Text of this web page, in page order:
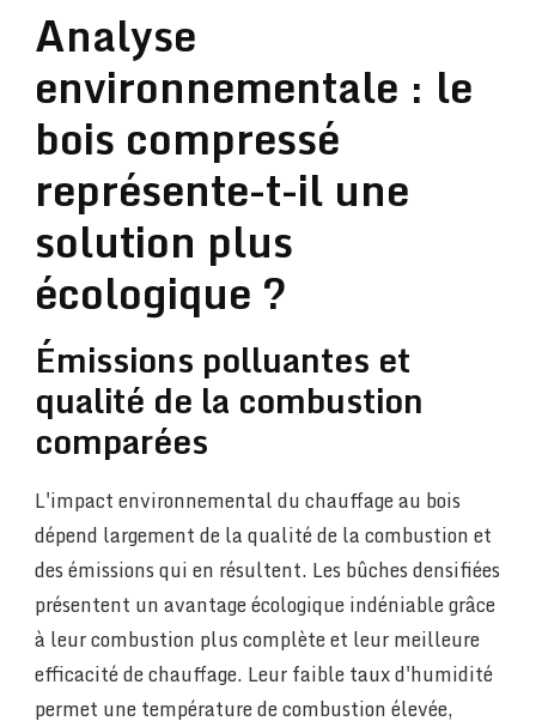
Analyse
environnementale : le
bois compressé
représente-t-il une
solution plus
écologique ?
Émissions polluantes et
qualité de la combustion
comparées
L'impact environnemental du chauffage au bois
dépend largement de la qualité de la combustion et
des émissions qui en résultent. Les bûches densifiées
présentent un avantage écologique indéniable grâce
à leur combustion plus complète et leur meilleure
efficacité de chauffage. Leur faible taux d'humidité
permet une température de combustion élevée,